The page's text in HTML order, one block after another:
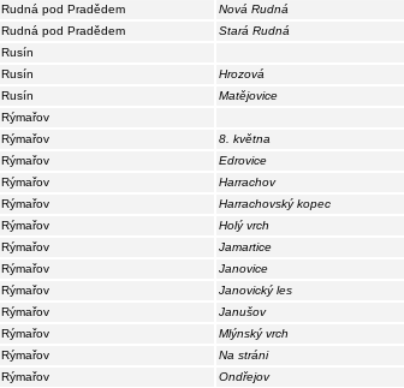
Rudná pod Pradědem Nová Rudná
Rudná pod Pradědem Stará Rudná
Rusín
Rusín Hrozová
Rusín Matějovice
Rýmařov
Rýmařov 8. května
Rýmařov Edrovice
Rýmařov Harrachov
Rýmařov Harrachovský kopec
Rýmařov Holý vrch
Rýmařov Jamartice
Rýmařov Janovice
Rýmařov Janovický les
Rýmařov Janušov
Rýmařov Mlýnský vrch
Rýmařov Na stráni
Rýmařov Ondřejov